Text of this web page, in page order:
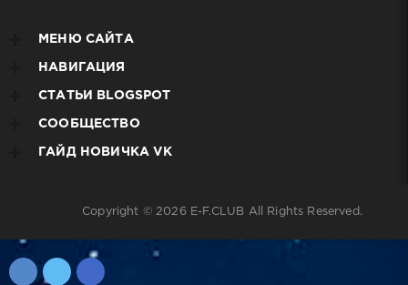
МЕНЮ САЙТА
НАВИГАЦИЯ
СТАТЬИ BLOGSPOT
СООБЩЕСТВО
ГАЙД НОВИЧКА VK
Copyright © 2026 E-F.CLUB All Rights Reserved.